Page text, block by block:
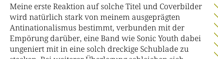
Meine erste Reaktion auf solche Titel und Coverbilder
wird natürlich stark von meinem ausgeprägten
Antinationalismus bestimmt, verbunden mit der
Empörung darüber, eine Band wie Sonic Youth dabei
ungeniert mit in eine solch dreckige Schublade zu